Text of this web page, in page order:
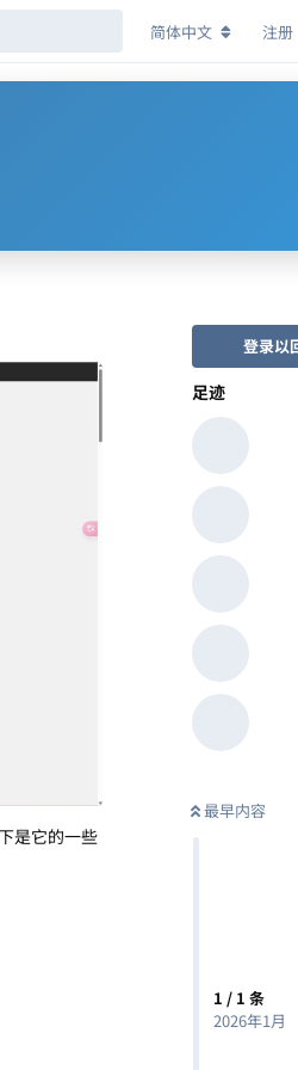
简体中文 注册
登录以
足迹
最早内容
1 / 1 条
2026年1月
是它的一些